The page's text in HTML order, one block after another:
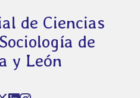
de Ciencias
de
y León